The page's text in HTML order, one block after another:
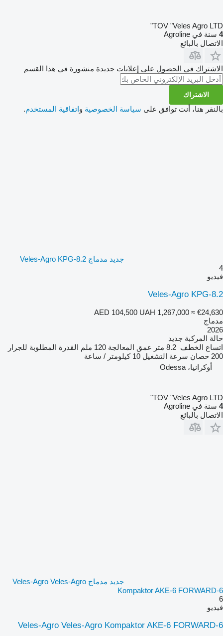
TOV "Veles Agro LTD"
4 سنة في Agroline
الاتصال بالبائع
الاشتراك في الحصول على إعلانات جديدة منشورة في هذا القسم
الاشتراك
بالنقر هنا، أنت توافق على سياسة الخصوصية واتفاقية المستخدم.
جديد مدماج Veles-Agro KPG-8.2
4
فيديو
Veles-Agro KPG-8.2
AED 104,500 UAH 1,267,000 ≈ €24,630
مدماج
2026
حالة المركبة جديد
اتساع الخطف 8.2 متر عمق المعالجة 120 ملم
القدرة المطلوبة للجرار
200 حصان
سرعة التشغيل 10 كيلومتر / ساعة
أوكرانيا، Odessa
TOV "Veles Agro LTD"
4 سنة في Agroline
الاتصال بالبائع
جديد مدماج Veles-Agro Veles-Agro
Kompaktor AKE-6 FORWARD-6
6
فيديو
Veles-Agro Veles-Agro Kompaktor AKE-6 FORWARD-6